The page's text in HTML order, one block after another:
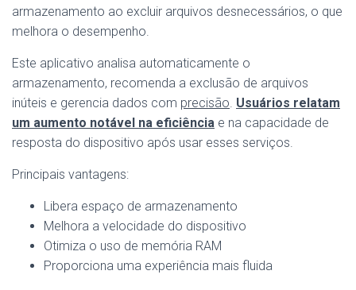
armazenamento ao excluir arquivos desnecessários, o que
melhora o desempenho.
Este aplicativo analisa automaticamente o
armazenamento, recomenda a exclusão de arquivos
inúteis e gerencia dados com precisão. Usuários relatam
um aumento notável na eficiência e na capacidade de
resposta do dispositivo após usar esses serviços.
Principais vantagens:
Libera espaço de armazenamento
Melhora a velocidade do dispositivo
Otimiza o uso de memória RAM
Proporciona uma experiência mais fluida